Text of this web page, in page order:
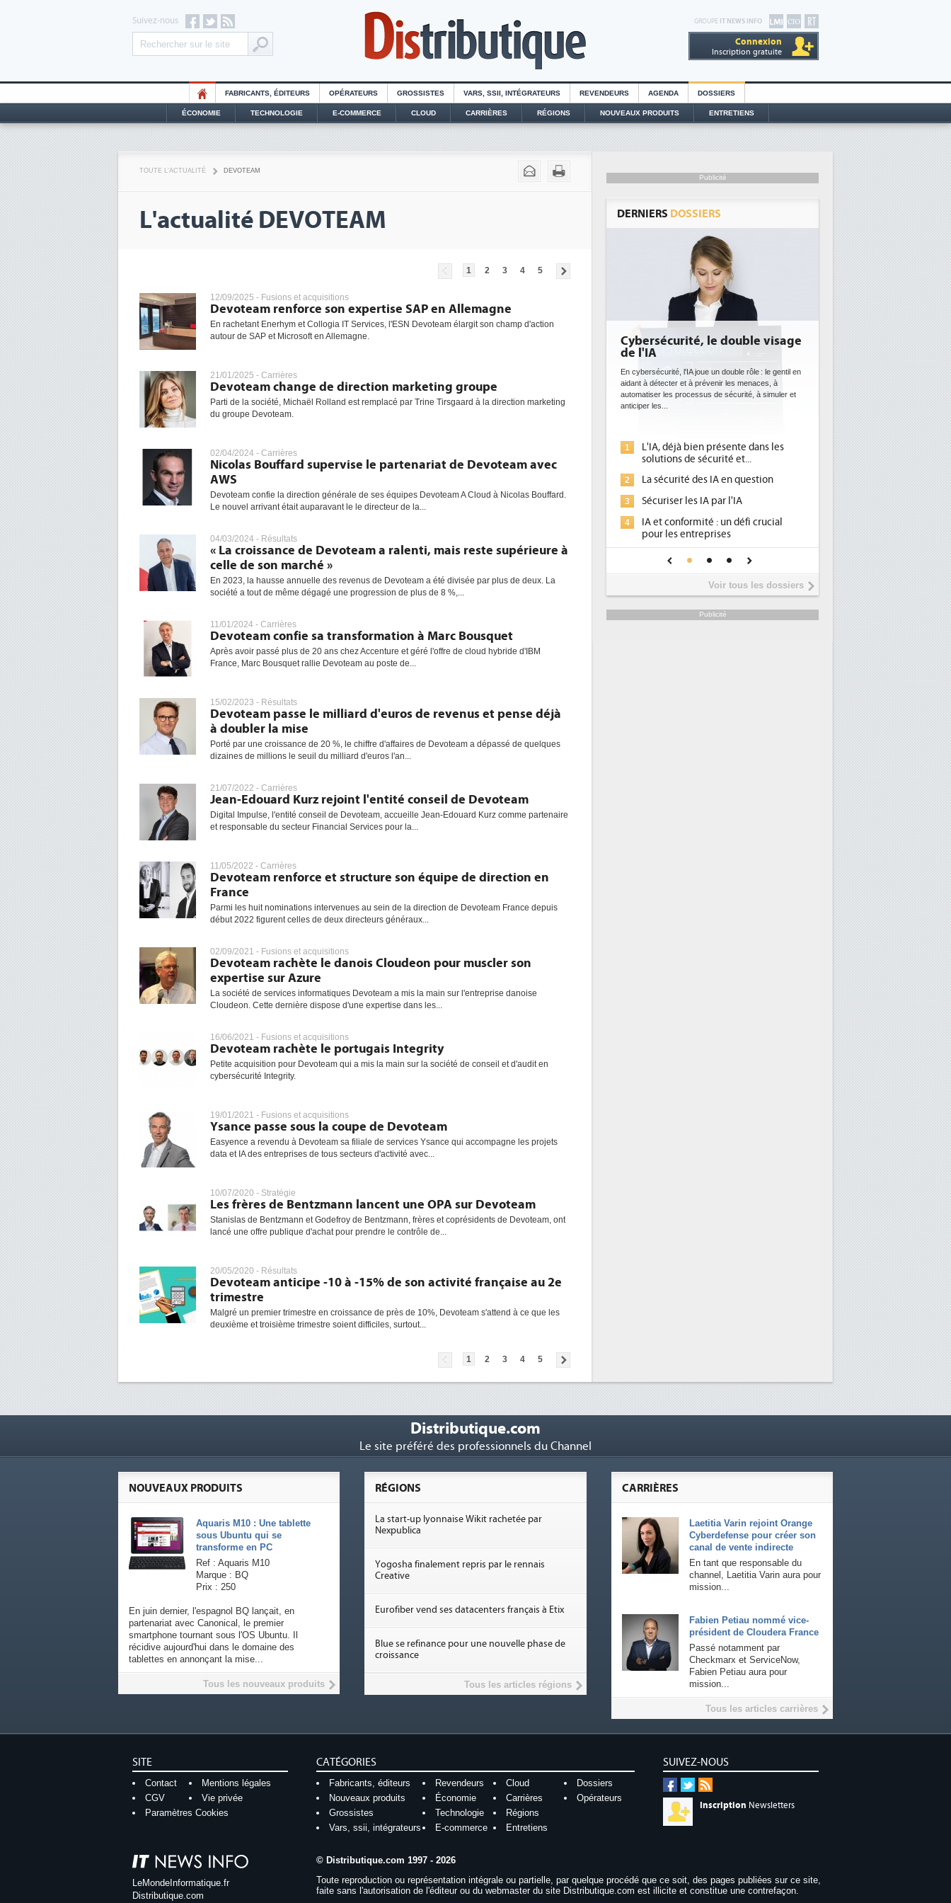
GROUPE IT NEWS INFO
Connexion
Inscription gratuite
Suivez-nous
FABRICANTS, ÉDITEURS OPÉRATEURS GROSSISTES VARS, SSII, INTÉGRATEURS REVENDEURS AGENDA DOSSIERS
ÉCONOMIE TECHNOLOGIE E-COMMERCE CLOUD CARRIÈRES RÉGIONS NOUVEAUX PRODUITS ENTRETIENS
TOUTE L'ACTUALITÉ DEVOTEAM
L'actualité DEVOTEAM
1 2 3 4 5
12/09/2025 - Fusions et acquisitions
Devoteam renforce son expertise SAP en Allemagne
En rachetant Enerhym et Collogia IT Services, l'ESN Devoteam élargit son champ d'action
autour de SAP et Microsoft en Allemagne.
21/01/2025 - Carrières
Devoteam change de direction marketing groupe
Parti de la société, Michaël Rolland est remplacé par Trine Tirsgaard à la direction marketing
du groupe Devoteam.
02/04/2024 - Carrières
Nicolas Bouffard supervise le partenariat de Devoteam avec
AWS
Devoteam confie la direction générale de ses équipes Devoteam A Cloud à Nicolas Bouffard.
Le nouvel arrivant était auparavant le le directeur de la...
04/03/2024 - Résultats
« La croissance de Devoteam a ralenti, mais reste supérieure à
celle de son marché »
En 2023, la hausse annuelle des revenus de Devoteam a été divisée par plus de deux. La
société a tout de même dégagé une progression de plus de 8 %,...
11/01/2024 - Carrières
Devoteam confie sa transformation à Marc Bousquet
Après avoir passé plus de 20 ans chez Accenture et géré l'offre de cloud hybride d'IBM
France, Marc Bousquet rallie Devoteam au poste de...
15/02/2023 - Résultats
Devoteam passe le milliard d'euros de revenus et pense déjà
à doubler la mise
Porté par une croissance de 20 %, le chiffre d'affaires de Devoteam a dépassé de quelques
dizaines de millions le seuil du milliard d'euros l'an...
21/07/2022 - Carrières
Jean-Edouard Kurz rejoint l'entité conseil de Devoteam
Digital Impulse, l'entité conseil de Devoteam, accueille Jean-Edouard Kurz comme partenaire
et responsable du secteur Financial Services pour la...
11/05/2022 - Carrières
Devoteam renforce et structure son équipe de direction en
France
Parmi les huit nominations intervenues au sein de la direction de Devoteam France depuis
début 2022 figurent celles de deux directeurs généraux...
02/09/2021 - Fusions et acquisitions
Devoteam rachète le danois Cloudeon pour muscler son
expertise sur Azure
La société de services informatiques Devoteam a mis la main sur l'entreprise danoise
Cloudeon. Cette dernière dispose d'une expertise dans les...
16/06/2021 - Fusions et acquisitions
Devoteam rachète le portugais Integrity
Petite acquisition pour Devoteam qui a mis la main sur la société de conseil et d'audit en
cybersécurité Integrity.
19/01/2021 - Fusions et acquisitions
Ysance passe sous la coupe de Devoteam
Easyence a revendu à Devoteam sa filiale de services Ysance qui accompagne les projets
data et IA des entreprises de tous secteurs d'activité avec...
10/07/2020 - Stratégie
Les frères de Bentzmann lancent une OPA sur Devoteam
Stanislas de Bentzmann et Godefroy de Bentzmann, frères et coprésidents de Devoteam, ont
lancé une offre publique d'achat pour prendre le contrôle de...
20/05/2020 - Résultats
Devoteam anticipe -10 à -15% de son activité française au 2e
trimestre
Malgré un premier trimestre en croissance de près de 10%, Devoteam s'attend à ce que les
deuxième et troisième trimestre soient difficiles, surtout...
1 2 3 4 5
Publicité
DERNIERS DOSSIERS
Cybersécurité, le double visage
de l'IA
En cybersécurité, l'IA joue un double rôle : le gentil en
aidant à détecter et à prévenir les menaces, à
automatiser les processus de sécurité, à simuler et
anticiper les...
1
L'IA, déjà bien présente dans les
solutions de sécurité et...
2 La sécurité des IA en question
3 Sécuriser les IA par l'IA
4
IA et conformité : un défi crucial
pour les entreprises
Une IA de confiance pour une IA
plus sûre ?
Voir tous les dossiers
Publicité
Distributique.com
Le site préféré des professionnels du Channel
CARRIÈRES
Laetitia Varin rejoint Orange
Cyberdefense pour créer son
canal de vente indirecte
En tant que responsable du
channel, Laetitia Varin aura pour
mission...
Fabien Petiau nommé vice-
président de Cloudera France
Passé notamment par
Checkmarx et ServiceNow,
Fabien Petiau aura pour
mission...
Tous les articles carrières
NOUVEAUX PRODUITS
Aquaris M10 : Une tablette
sous Ubuntu qui se
transforme en PC
Ref : Aquaris M10
Marque : BQ
Prix : 250
En juin dernier, l'espagnol BQ lançait, en
partenariat avec Canonical, le premier
smartphone tournant sous l'OS Ubuntu. Il
récidive aujourd'hui dans le domaine des
tablettes en annonçant la mise...
Tous les nouveaux produits
RÉGIONS
La start-up lyonnaise Wikit rachetée par
Nexpublica
Yogosha finalement repris par le rennais
Creative
Eurofiber vend ses datacenters français à Etix
Blue se refinance pour une nouvelle phase de
croissance
Tous les articles régions
SUIVEZ-NOUS
Inscription Newsletters
SITE
Contact
Mentions légales
CGV
Vie privée
Paramètres Cookies
CATÉGORIES
Fabricants, éditeurs Revendeurs Cloud
Dossiers
Nouveaux produits
Économie Carrières
Opérateurs
Grossistes
Technologie
Régions
Vars, ssii, intégrateurs
E-commerce Entretiens
LeMondeInformatique.fr
Distributique.com
© Distributique.com 1997 - 2026
Toute reproduction ou représentation intégrale ou partielle, par quelque procédé que ce soit, des pages publiées sur ce site,
faite sans l'autorisation de l'éditeur ou du webmaster du site Distributique.com est illicite et constitue une contrefaçon.